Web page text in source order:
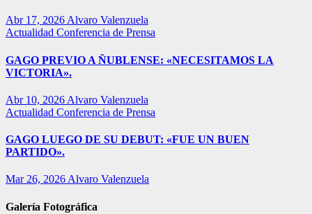
Abr 17, 2026 Alvaro Valenzuela
Actualidad Conferencia de Prensa
GAGO PREVIO A ÑUBLENSE: «NECESITAMOS LA
VICTORIA».
Abr 10, 2026 Alvaro Valenzuela
Actualidad Conferencia de Prensa
GAGO LUEGO DE SU DEBUT: «FUE UN BUEN
PARTIDO».
Mar 26, 2026 Alvaro Valenzuela
Galería Fotográfica